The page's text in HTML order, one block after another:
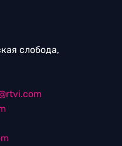
слобода,